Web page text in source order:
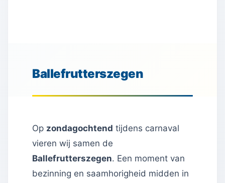
Ballefrutterszegen
Op zondagochtend tijdens carnaval
vieren wij samen de
Ballefrutterszegen. Een moment van
bezinning en saamhorigheid midden in